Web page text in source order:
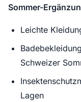
Sommer-
Leichte
Schweizer
Lagen